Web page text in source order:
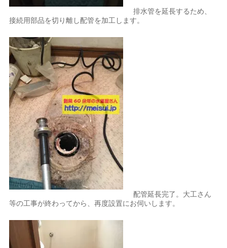
排水管を延長するため、
接続用部品を切り離し配管を加工します。
配管延長完了。大工さん
等の工事が終わってから、再度設置にお伺いします。